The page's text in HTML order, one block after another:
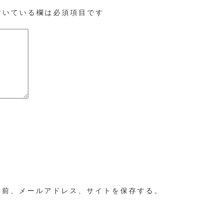
いている欄は必須項目です
、メールアドレス、サイトを保存する。